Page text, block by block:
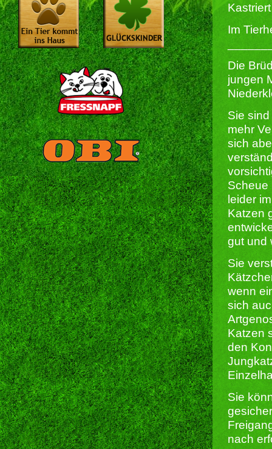
Im
Die
jungen
Sie
mehr
sich
Scheue
leider
Katzen
gut und
Sie
wenn
sich
Katzen
den
Sie
nach